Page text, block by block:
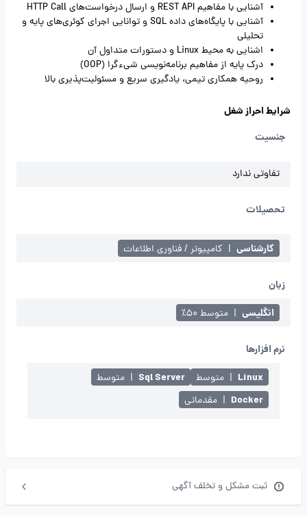
آشنایی با مفاهیم REST API و ارسال درخواست‌های HTTP Call
آشنایی با پایگاه‌های داده SQL و توانایی اجرای کوئری‌های پایه و
تحلیلی
اشنایی به محیط Linux و دستورات متداول آن
درک پایه از مفاهیم برنامه‌نویسی شیء‌گرا (OOP)
روحیه همکاری تیمی، یادگیری سریع و مسئولیت‌پذیری بالا
شرایط احراز شغل
جنسیت
تفاوتی ندارد
تحصیلات
کارشناسی | کامپیوتر / فناوری اطلاعات
زبان
انگلیسی | متوسط ۵۰٪
نرم افزارها
Linux
| متوسط Sql Server
| متوسط
Docker
| مقدماتی
ثبت مشکل و تخلف آگهی